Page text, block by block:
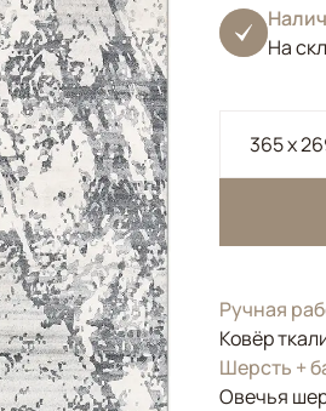
На
365 x
Ручная
Ковёр
Шерсть +
Овечья